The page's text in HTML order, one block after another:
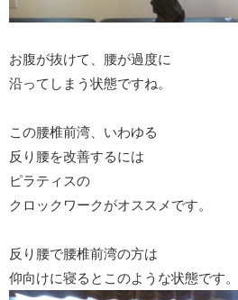
お腹が抜けて、腰が過度に
沿ってしまう状態ですね。
この腰椎前湾、いわゆる
反り腰を改善するには
ピラティスの
クロックワークがオススメです。
反り腰で腰椎前湾の方は
仰向けに寝るとこのような状態です。